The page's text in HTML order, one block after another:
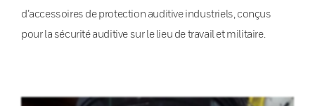
d’accessoires de protection auditive industriels, conçus
pour la sécurité auditive sur le lieu de travail et militaire.